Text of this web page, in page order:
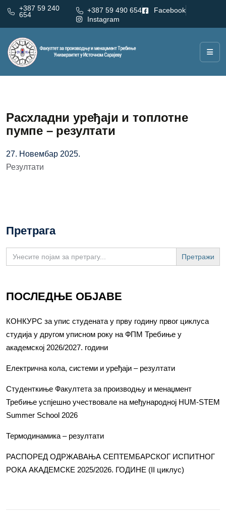
+387 59 240
654
+387 59 490 654
Facebook
Instagram
Расхладни уређаји и топлотне
пумпе – резултати
27. Новембар 2025.
Резултати
Претрага
Search
for:
ПОСЛЕДЊЕ ОБЈАВЕ
КОНКУРС за упис студената у прву годину првог циклуса
студија у другом уписном року на ФПМ Требиње у
академској 2026/2027. години
Електрична кола, системи и уређаји – резултати
Студенткиње Факултета за производњу и менаџмент
Требиње успјешно учествовале на међународној HUM-STEM
Summer School 2026
Термодинамика – резултати
РАСПОРЕД ОДРЖАВАЊА СЕПТЕМБАРСКОГ ИСПИТНОГ
РОКА АКАДЕМСКЕ 2025/2026. ГОДИНЕ (II циклус)